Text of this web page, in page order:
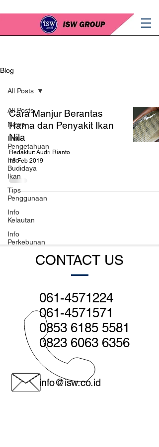
Blog
All Posts
News
Ilmu
Pengetahuan
Info
Budidaya
Ikan
Tips
Penggunaan
Info
Kelautan
Info
Perkebunan
All Posts
Cara Manjur Berantas
Hama dan Penyakit Ikan
Nila
Redaktur: Audri Rianto
18 Feb 2019
CONTACT US
061-4571224
061-4571571
0853 6185 5581
0823 6063 6356
info@isw.co.id